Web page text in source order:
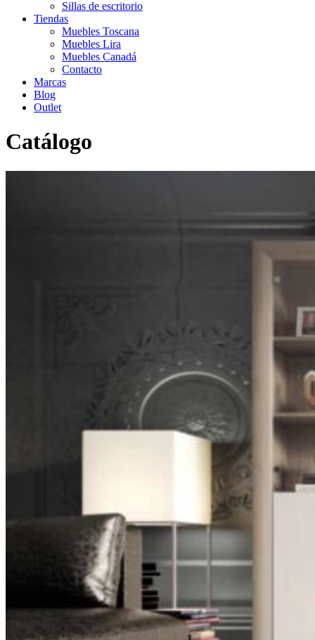
Sillas de escritorio
Tiendas
Muebles Toscana
Muebles Lira
Muebles Canadá
Contacto
Marcas
Blog
Outlet
Catálogo